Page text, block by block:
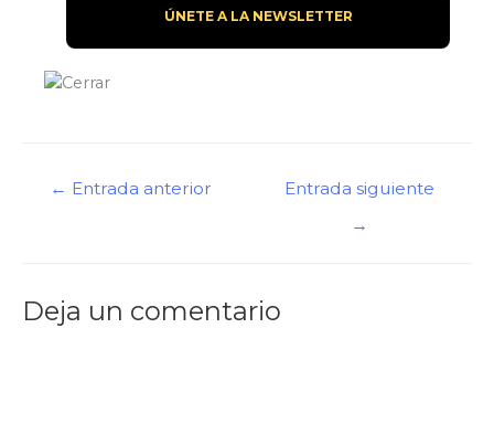
Navegación
← Entrada anterior
Entrada siguiente
→
Deja un comentario